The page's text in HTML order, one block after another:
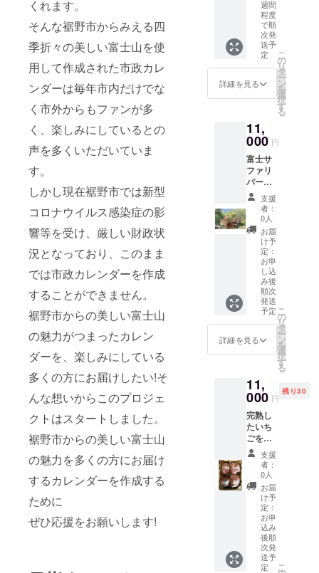
くれます。
そんな裾野市からみえる四
季折々の美しい富士山を使
用して作成された市政カレ
ンダーは毎年市内だけでな
く市外からもファンが多
く、楽しみにしているとの
声を多くいただいていま
す。
しかし現在裾野市では新型
コロナウイルス感染症の影
響等を受け、厳しい財政状
況となっており、このまま
では市政カレンダーを作成
することができません。
裾野市からの美しい富士山
の魅力がつまったカレン
ダーを、楽しみにしている
多くの方にお届けしたい!そ
んな想いからこのプロジェ
クトはスタートしました。
裾野市からの美しい富士山
の魅力を多くの方にお届け
するカレンダーを作成する
ために
ぜひ応援をお願いします!
クレー
プは裾
野で採
れたい
ちごを
コン
ポート
にして
使用し
す。 溶
かさ
ず、
凍った
ままお
召し上
がり下
さい。
※画像は
イメー
ジで
す。 ※
保存は
冷凍庫
でお願
いしま
す。 ※
溶かさ
たまま
お召し
い。 事
業者:
ビュー
ティー
チェ
リー ■
生産者
の声 裾
野市の
ビュー
ティー
チェ
リー店
舗前に
置いて
ある自
販機で
(ピル
ス・
ヴァイ
ツェ
ン・
シュバ
ルツ・
御殿場
コシヒ
ガー)×
各1本
製造地:
静岡県
御殿場
市 伊豆
の国
ビール
350ml
(ピル
ナー・
ヴァイ
ツェ
ン・ス
タウ
ト・ク
ライ
本 製造
地;静岡
■原材料
お礼品
の裏面
に記載
※アレル
ギー物
質など
の表示
につき
まして
は、さ
とふる
サポー
トセン
ターま
でご連
絡くだ
妖精の
キャラ
クター
です。
■生産者
の声 す
そのん
ネクタ
イピ
そのん
ピン
バッ
ジ、す
そのん
ハンカ
チ、す
そのん
ペット
ボトル
バー、
すその
んの焼
き印の
入った
マド
レーヌ6
そのん
の縫い
合わせ
です。
■内容
量・サ
イズ/製
造地 す
そのん
縫いぐ
るみ(縦
約
14cm×
横約
13cm×
幅約
6cm) す
そのん
ピン
週間
程度
で順
次発
送予
定
詳細を見る
こ
の
リ
タ
ー
ン
を
選
択
す
る
11,
000 円
富士サ
ファリ
パーク
の昼の
おとな
入園券1
枚と有
料施設
の利用
券1枚の
セット
(計1名
様分)で
す。 有
料施設
は以下
の中か
選びい
ただけ
ます。
■通年
イヌの
館、ネ
コの
館、ウ
サギの
館 ■季
節限定
(3月中
旬～11
月末こ
ウォー
キング
支援
者：
0人
お届
け予
定：
お申
し込
み後
順次
発送
予定
詳細を見る
こ
の
リ
タ
ー
ン
を
選
択
す
る
11,
000 円
残り30
完熟し
たいち
ごをそ
の日の
うちに
冷凍処
理し、
細かく
砕いて
クラッ
シュい
ちごに
しまし
た。 そ
支援
者：
0人
お届
け予
定：
お申
込み
後順
次発
送予
定
こ